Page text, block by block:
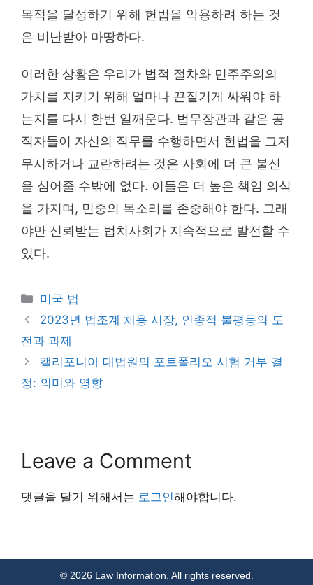
목적을 달성하기 위해 헌법을 악용하려 하는 것
은 비난받아 마땅하다.
이러한 상황은 우리가 법적 절차와 민주주의의
가치를 지키기 위해 얼마나 끈질기게 싸워야 하
는지를 다시 한번 일깨운다. 법무장관과 같은 공
직자들이 자신의 직무를 수행하면서 헌법을 그저
무시하거나 교란하려는 것은 사회에 더 큰 불신
을 심어줄 수밖에 없다. 이들은 더 높은 책임 의식
을 가지며, 민중의 목소리를 존중해야 한다. 그래
야만 신뢰받는 법치사회가 지속적으로 발전할 수
있다.
Categories
미국 법
2023년 법조계 채용 시장, 인종적 불평등의 도
전과 과제
캘리포니아 대법원의 포트폴리오 시험 거부 결
정: 의미와 영향
Leave a Comment
댓글을 달기 위해서는 로그인해야합니다.
© 2026 Law Information. All rights reserved.